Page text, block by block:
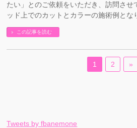
たい」とのご依頼をいただき、訪問させ
ッド上でのカットとカラーの施術例とな
この記事を読む
1 2 »
Tweets by fbanemone